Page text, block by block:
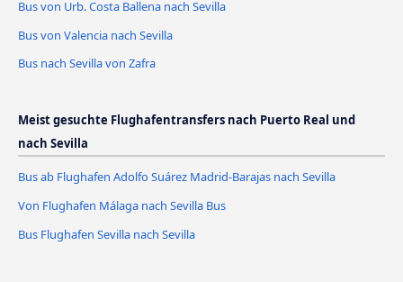
Bus von Urb. Costa Ballena nach Sevilla
Bus von Valencia nach Sevilla
Bus nach Sevilla von Zafra
Meist gesuchte Flughafentransfers nach Puerto Real und
nach Sevilla
Bus ab Flughafen Adolfo Suárez Madrid-Barajas nach Sevilla
Von Flughafen Málaga nach Sevilla Bus
Bus Flughafen Sevilla nach Sevilla